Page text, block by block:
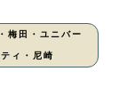
梅田・ユニバー
ィ・尼崎